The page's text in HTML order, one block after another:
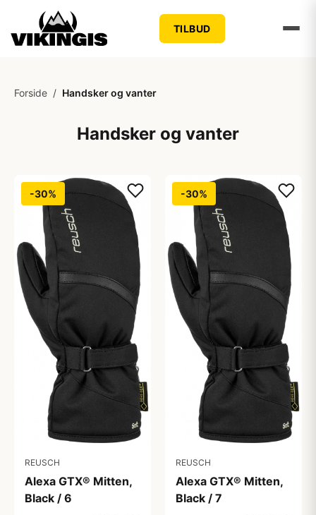
TILBUD
Forside / Handsker og vanter
Handsker og vanter
-30%
REUSCH
Alexa GTX® Mitten,
Black / 6
-30%
REUSCH
Alexa GTX® Mitten,
Black / 7